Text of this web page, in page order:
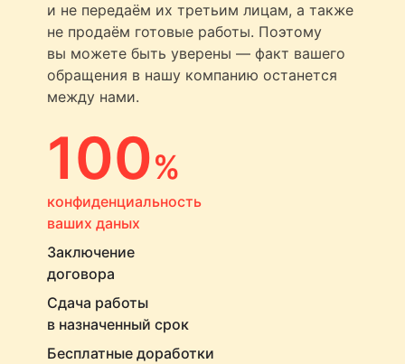
и не передаём их третьим лицам, а также
не продаём готовые работы. Поэтому
вы можете быть уверены — факт вашего
обращения в нашу компанию останется
между нами.
100%
конфиденциальность
ваших даных
Заключение
договора
Сдача работы
в назначенный срок
Бесплатные доработки